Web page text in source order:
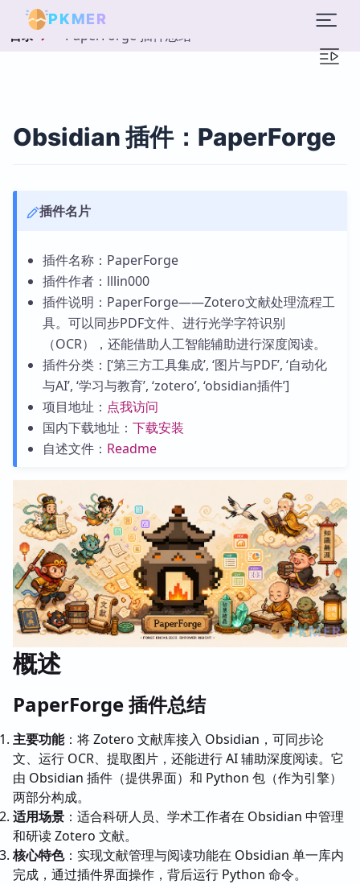
PKMER
目录 PaperForge 插件总结
Obsidian 插件：PaperForge
插件名片
插件名称：PaperForge
插件作者：lllin000
插件说明：PaperForge——Zotero文献处理流程工
具。可以同步PDF文件、进行光学字符识别
（OCR），还能借助人工智能辅助进行深度阅读。
插件分类：[‘第三方工具集成’, ‘图片与PDF’, ‘自动化
与AI’, ‘学习与教育’, ‘zotero’, ‘obsidian插件’]
项目地址： 点我访问
国内下载地址： 下载安装
自述文件： Readme
概述
PaperForge 插件总结
主要功能：将 Zotero 文献库接入 Obsidian，可同步论
文、运行 OCR、提取图片，还能进行 AI 辅助深度阅读。它
由 Obsidian 插件（提供界面）和 Python 包（作为引擎）
两部分构成。
适用场景 ：适合科研人员、学术工作者在 Obsidian 中管理
和研读 Zotero 文献。
核心特色：实现文献管理与阅读功能在 Obsidian 单一库内
完成，通过插件界面操作，背后运行 Python 命令。